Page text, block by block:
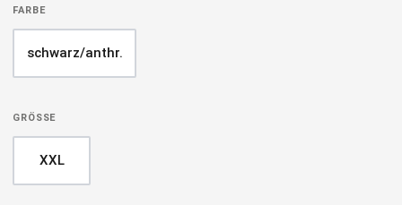
FARBE
schwarz/anthr.
GRÖSSE
XXL